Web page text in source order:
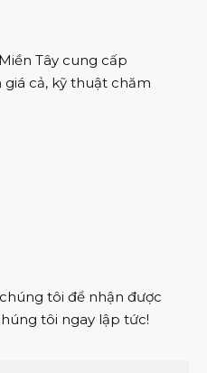
Tây cung cấp
cả, kỹ thuật chăm
tôi để nhận được
tôi ngay lập tức!